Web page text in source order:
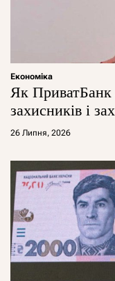
Економіка
Як ПриватБанк
захисників і
26 Липня, 2026